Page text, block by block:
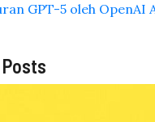
GPT-5 oleh OpenAI